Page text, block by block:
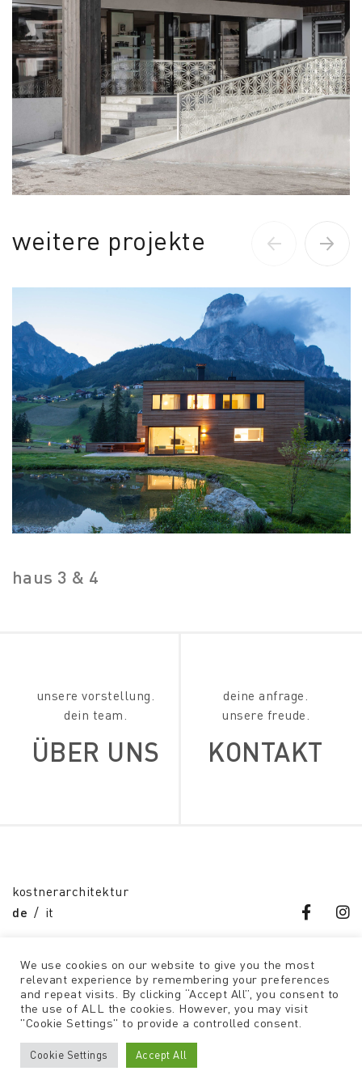
weitere projekte
haus 3 & 4
unsere vorstellung.
dein team.
ÜBER UNS
deine anfrage.
unsere freude.
KONTAKT
kostnerarchitektur
de it
kontakt
datenschutz
impressum
We use cookies on our website to give you the most
relevant experience by remembering your preferences
and repeat visits. By clicking “Accept All”, you consent to
the use of ALL the cookies. However, you may visit
"Cookie Settings" to provide a controlled consent.
Cookie Settings Accept All